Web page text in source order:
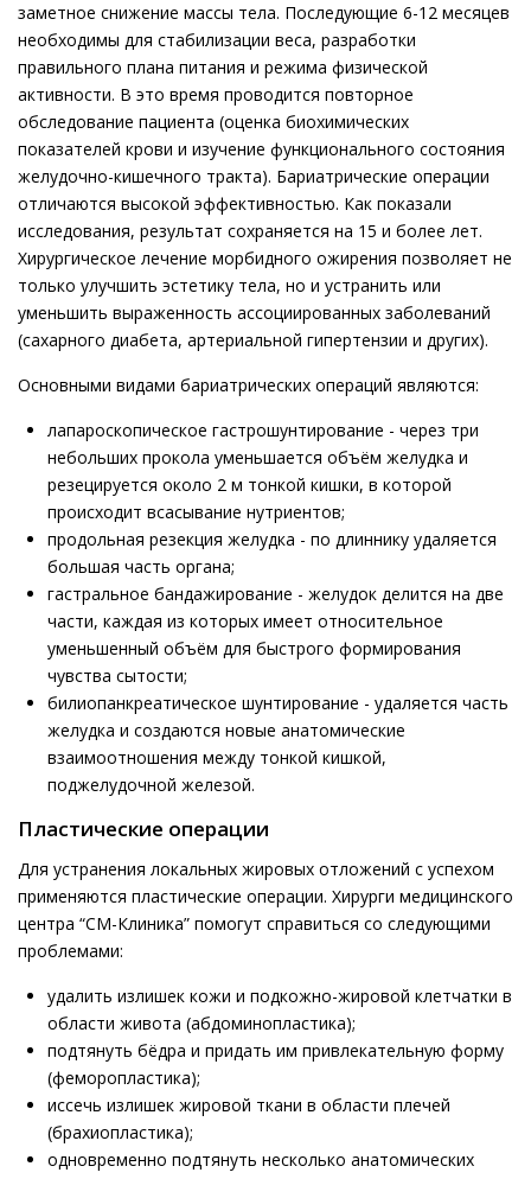
заметное снижение массы тела. Последующие 6-12 месяцев
необходимы для стабилизации веса, разработки
правильного плана питания и режима физической
активности. В это время проводится повторное
обследование пациента (оценка биохимических
показателей крови и изучение функционального состояния
желудочно-кишечного тракта). Бариатрические операции
отличаются высокой эффективностью. Как показали
исследования, результат сохраняется на 15 и более лет.
Хирургическое лечение морбидного ожирения позволяет не
только улучшить эстетику тела, но и устранить или
уменьшить выраженность ассоциированных заболеваний
(сахарного диабета, артериальной гипертензии и других).
Основными видами бариатрических операций являются:
лапароскопическое гастрошунтирование - через три
небольших прокола уменьшается объём желудка и
резецируется около 2 м тонкой кишки, в которой
происходит всасывание нутриентов;
продольная резекция желудка - по длиннику удаляется
большая часть органа;
гастральное бандажирование - желудок делится на две
части, каждая из которых имеет относительное
уменьшенный объём для быстрого формирования
чувства сытости;
билиопанкреатическое шунтирование - удаляется часть
желудка и создаются новые анатомические
взаимоотношения между тонкой кишкой,
поджелудочной железой.
Пластические операции
Для устранения локальных жировых отложений с успехом
применяются пластические операции. Хирурги медицинского
центра “СМ-Клиника” помогут справиться со следующими
проблемами:
удалить излишек кожи и подкожно-жировой клетчатки в
области живота (абдоминопластика);
подтянуть бёдра и придать им привлекательную форму
(феморопластика);
иссечь излишек жировой ткани в области плечей
(брахиопластика);
одновременно подтянуть несколько анатомических